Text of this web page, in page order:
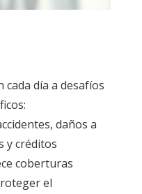
día a desafíos
daños a
y créditos
coberturas
el